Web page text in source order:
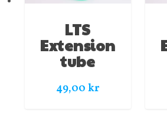
LTS
Extension
tube
49,00kr